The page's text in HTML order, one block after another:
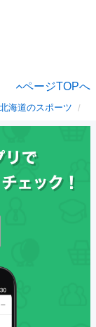
ページTOPへ
北海道のスポーツ